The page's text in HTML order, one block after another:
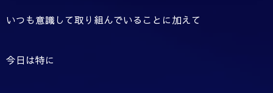
いつも意識して取り組んでいることに加えて
今日は特に